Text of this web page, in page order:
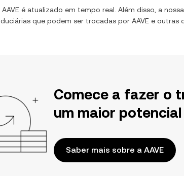
AAVE é atualizado em tempo real. Além disso, a
que podem ser trocadas por AAVE e outras
Comece a fazer o
um maior
Saber mais sobre a AAVE